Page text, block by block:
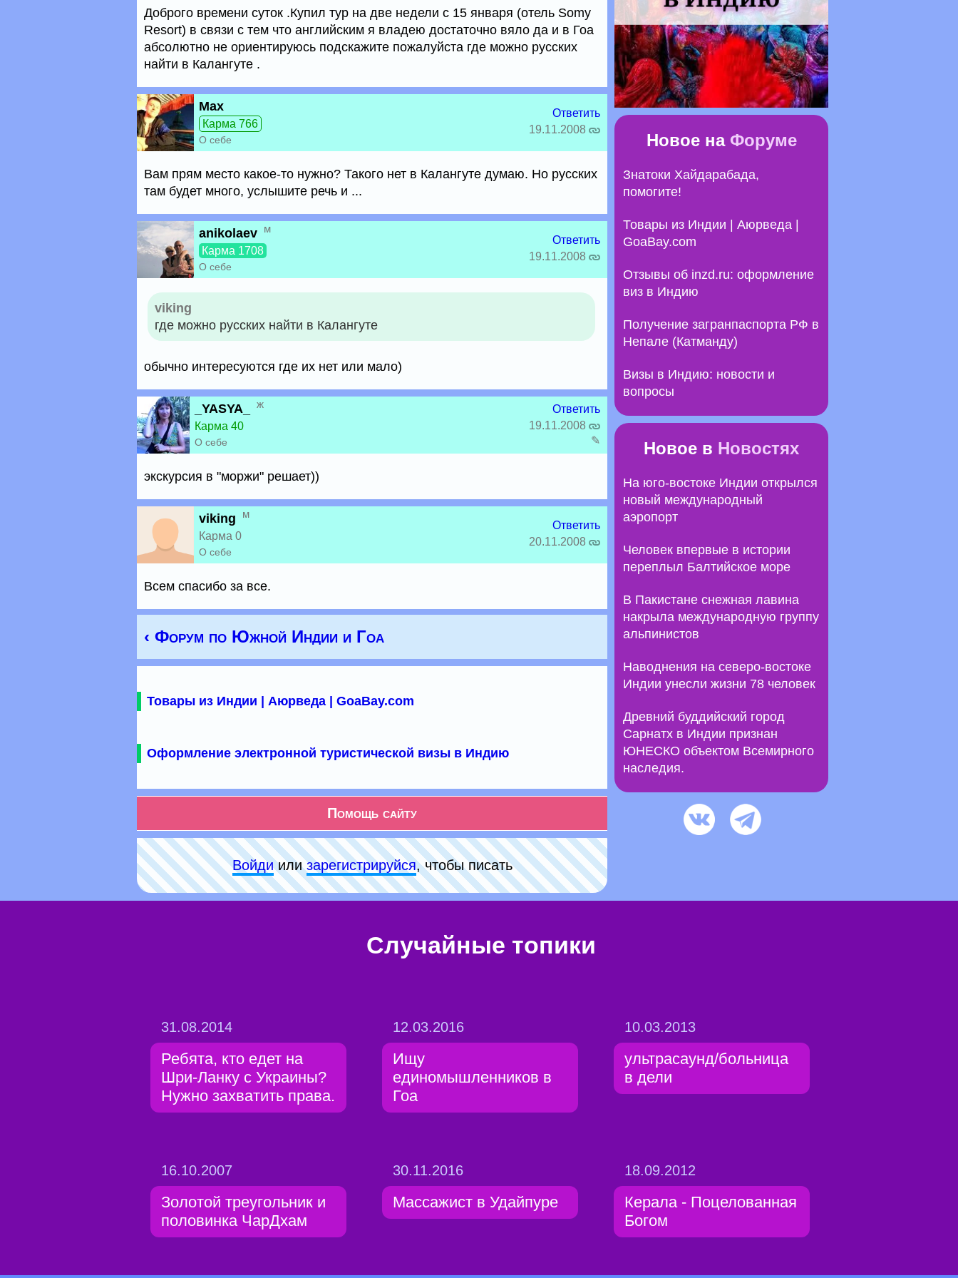
Доброго времени суток .Купил тур на две недели с 15 января (отель Somy
Resort) в связи с тем что английским я владею достаточно вяло да и в Гоа
абсолютно не ориентируюсь подскажите пожалуйста где можно русских
найти в Калангуте .
Max
Карма 766
О себе
Ответить
19.11.2008
Вам прям место какое-то нужно? Такого нет в Калангуте думаю. Но русских
там будет много, услышите речь и ...
anikolaev м
Карма 1708
О себе
Ответить
19.11.2008
viking
где можно русских найти в Калангуте
обычно интересуются где их нет или мало)
_YASYA_
ж
Карма 40
О себе
Ответить
19.11.2008
✎
экскурсия в "моржи" решает))
viking
м
Карма 0
О себе
Ответить
20.11.2008
Всем спасибо за все.
‹ Форум по Южной Индии и Гоа
Товары из Индии | Аюрведа | GoaBay.com
Оформление электронной туристической визы в Индию
Помощь сайту
Войдиилизарeгиcтpируйся, чтобы писать
Новое на Форуме
Знатоки Хайдарабада,
помогите!
Товары из Индии | Аюрведа |
GoaBay.com
Отзывы об inzd.ru: оформление
виз в Индию
Получение загранпаспорта РФ в
Непале (Катманду)
Визы в Индию: новости и
вопросы
Новое в Новостях
На юго-востоке Индии открылся
новый международный
аэропорт
Человек впервые в истории
переплыл Балтийское море
В Пакистане снежная лавина
накрыла международную группу
альпинистов
Наводнения на северо-востоке
Индии унесли жизни 78 человек
Древний буддийский город
Сарнатх в Индии признан
ЮНЕСКО объектом Всемирного
наследия.
Случайные топики
31.08.2014
Ребята, кто едет на
Шри-Ланку с Украины?
Нужно захватить права.
12.03.2016
Ищу
единомышленников в
Гоа
10.03.2013
ультрасаунд/больница
в дели
16.10.2007
Золотой треугольник и
половинка ЧарДхам
30.11.2016
Массажист в Удайпуре
18.09.2012
Керала - Поцелованная
Богом